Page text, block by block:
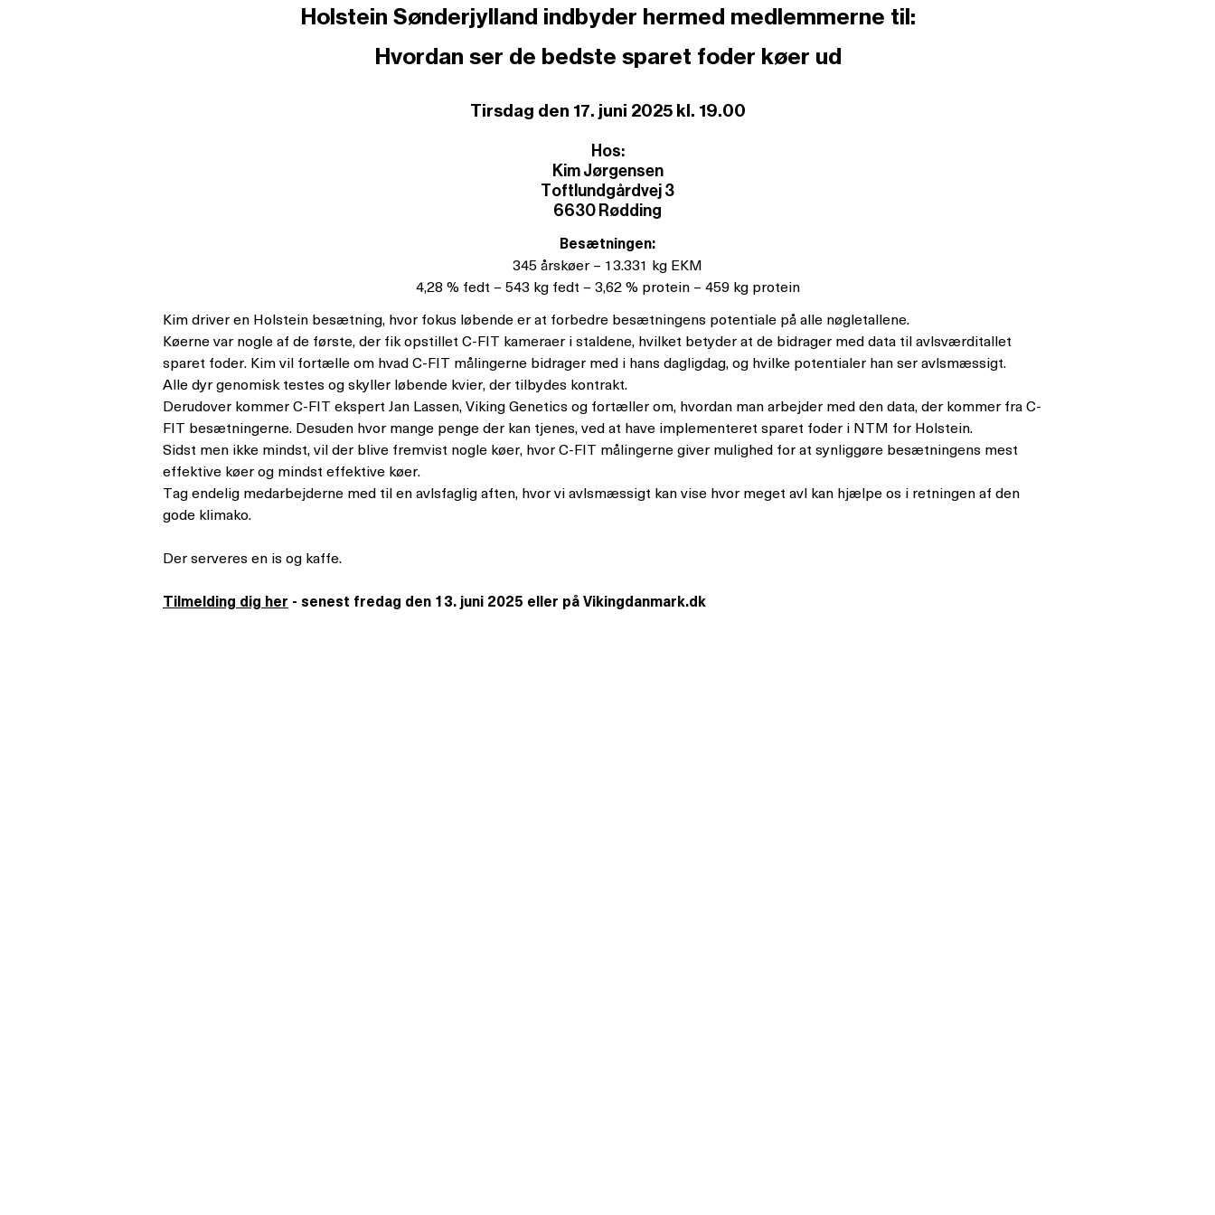
Holstein Sønderjylland indbyder hermed medlemmerne til:
Hvordan ser de bedste sparet foder køer ud
Tirsdag den 17. juni 2025 kl. 19.00
Hos:
Kim Jørgensen
Toftlundgårdvej 3
6630 Rødding
Besætningen:
345 årskøer – 13.331 kg EKM
4,28 % fedt – 543 kg fedt – 3,62 % protein – 459 kg protein
Kim driver en Holstein besætning, hvor fokus løbende er at forbedre besætningens potentiale på alle nøgletallene.
Køerne var nogle af de første, der fik opstillet C-FIT kameraer i staldene, hvilket betyder at de bidrager med data til avlsværditallet
sparet foder. Kim vil fortælle om hvad C-FIT målingerne bidrager med i hans dagligdag, og hvilke potentialer han ser avlsmæssigt.
Alle dyr genomisk testes og skyller løbende kvier, der tilbydes kontrakt.
Derudover kommer C-FIT ekspert Jan Lassen, Viking Genetics og fortæller om, hvordan man arbejder med den data, der kommer fra C-
FIT besætningerne. Desuden hvor mange penge der kan tjenes, ved at have implementeret sparet foder i NTM for Holstein.
Sidst men ikke mindst, vil der blive fremvist nogle køer, hvor C-FIT målingerne giver mulighed for at synliggøre besætningens mest
effektive køer og mindst effektive køer.
Tag endelig medarbejderne med til en avlsfaglig aften, hvor vi avlsmæssigt kan vise hvor meget avl kan hjælpe os i retningen af den
gode klimako.
Der serveres en is og kaffe.
Tilmelding dig her - senest fredag den 13. juni 2025 eller på Vikingdanmark.dk